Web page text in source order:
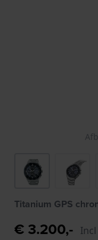
Titanium GPS
€ 3.200,-